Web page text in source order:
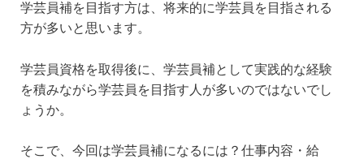
学芸員補を目指す方は、将来的に学芸員を目指される
方が多いと思います。
学芸員資格を取得後に、学芸員補として実践的な経験
を積みながら学芸員を目指す人が多いのではないでし
ょうか。
そこで、今回は学芸員補になるには？仕事内容・給